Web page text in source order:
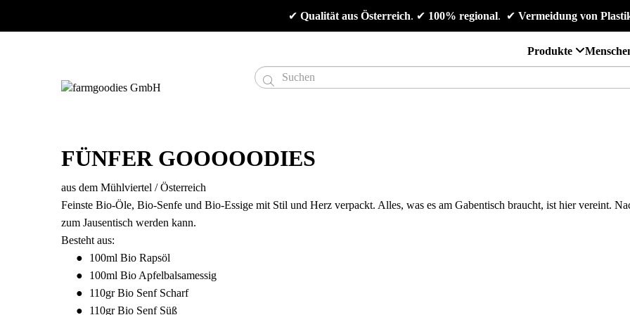
✔ Qualität aus Österreich. ✔ 100% regional. ✔ Vermeidung von
Produkte

FÜNFER GOOOOODIES
aus dem Mühlviertel / Österreich
Feinste Bio-Öle, Bio-Senfe und Bio-Essige mit Stil und Herz verpackt. Alles, was es am Gabentisch braucht, ist hier vereint.
zum Jausentisch werden kann.
Besteht aus:
100ml Bio Rapsöl
100ml Bio Apfelbalsamessig
110gr Bio Senf Scharf
110gr Bio Senf Süß